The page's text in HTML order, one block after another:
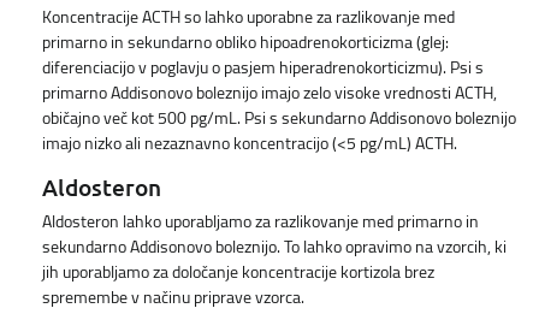
Koncentracije ACTH so lahko uporabne za razlikovanje med
primarno in sekundarno obliko hipoadrenokorticizma (glej:
diferenciacijo v poglavju o pasjem hiperadrenokorticizmu). Psi s
primarno Addisonovo boleznijo imajo zelo visoke vrednosti ACTH,
običajno več kot 500 pg/mL. Psi s sekundarno Addisonovo boleznijo
imajo nizko ali nezaznavno koncentracijo (<5 pg/mL) ACTH.
Aldosteron
Aldosteron lahko uporabljamo za razlikovanje med primarno in
sekundarno Addisonovo boleznijo. To lahko opravimo na vzorcih, ki
jih uporabljamo za določanje koncentracije kortizola brez
spremembe v načinu priprave vzorca.